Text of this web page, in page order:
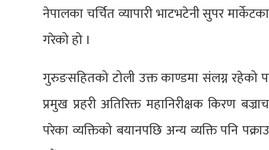
नेपालका चर्चित व्यापारी भाटभटेनी सुपर
गरेको हो ।
गुरुङसहितको टोली उक्त काण्डमा संलग्न रहेको
प्रमुख प्रहरी अतिरिक्त महानिरीक्षक किरण
परेका व्यक्तिको बयानपछि अन्य व्यक्ति पनि